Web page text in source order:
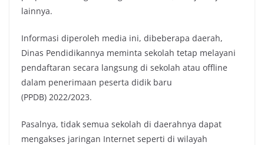
lainnya.
Informasi diperoleh media ini, dibeberapa daerah,
Dinas Pendidikannya meminta sekolah tetap melayani
pendaftaran secara langsung di sekolah atau offline
dalam penerimaan peserta didik baru
(PPDB) 2022/2023.
Pasalnya, tidak semua sekolah di daerahnya dapat
mengakses jaringan Internet seperti di wilayah